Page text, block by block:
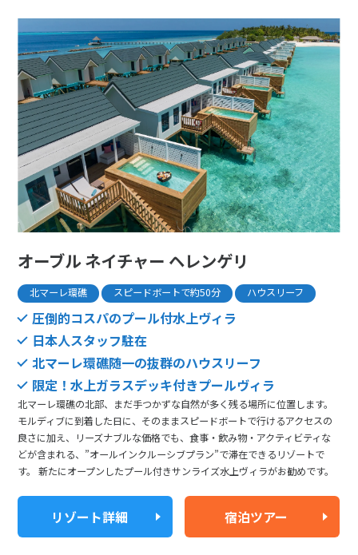
オーブル ネイチャー ヘレンゲリ
北マーレ環礁 スピードボートで約50分 ハウスリーフ
圧倒的コスパのプール付水上ヴィラ
日本人スタッフ駐在
北マーレ環礁随一の抜群のハウスリーフ
限定！水上ガラスデッキ付きプールヴィラ
北マーレ環礁の北部、まだ手つかずな自然が多く残る場所に位置します。
モルディブに到着した日に、そのままスピードボートで行けるアクセスの
良さに加え、リーズナブルな価格でも、食事・飲み物・アクティビティな
どが含まれる、”オールインクルーシブプラン”で滞在できるリゾートで
す。 新たにオープンしたプール付きサンライズ水上ヴィラがお勧めです。
リゾート詳細 宿泊ツアー